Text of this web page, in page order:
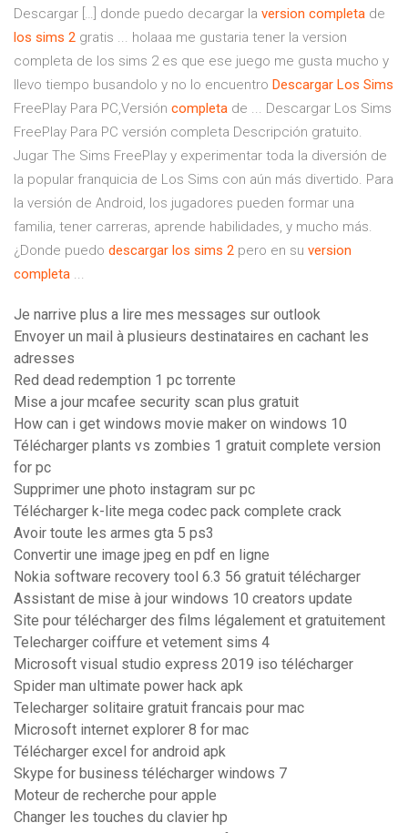
Descargar […] donde puedo decargar la version completa de
los sims 2 gratis ... holaaa me gustaria tener la version
completa de los sims 2 es que ese juego me gusta mucho y
llevo tiempo busandolo y no lo encuentro Descargar Los Sims
FreePlay Para PC,Versión completa de ... Descargar Los Sims
FreePlay Para PC versión completa Descripción gratuito.
Jugar The Sims FreePlay y experimentar toda la diversión de
la popular franquicia de Los Sims con aún más divertido. Para
la versión de Android, los jugadores pueden formar una
familia, tener carreras, aprende habilidades, y mucho más.
¿Donde puedo descargar los sims 2 pero en su version
completa ...
Je narrive plus a lire mes messages sur outlook
Envoyer un mail à plusieurs destinataires en cachant les
adresses
Red dead redemption 1 pc torrente
Mise a jour mcafee security scan plus gratuit
How can i get windows movie maker on windows 10
Télécharger plants vs zombies 1 gratuit complete version
for pc
Supprimer une photo instagram sur pc
Télécharger k-lite mega codec pack complete crack
Avoir toute les armes gta 5 ps3
Convertir une image jpeg en pdf en ligne
Nokia software recovery tool 6.3 56 gratuit télécharger
Assistant de mise à jour windows 10 creators update
Site pour télécharger des films légalement et gratuitement
Telecharger coiffure et vetement sims 4
Microsoft visual studio express 2019 iso télécharger
Spider man ultimate power hack apk
Telecharger solitaire gratuit francais pour mac
Microsoft internet explorer 8 for mac
Télécharger excel for android apk
Skype for business télécharger windows 7
Moteur de recherche pour apple
Changer les touches du clavier hp